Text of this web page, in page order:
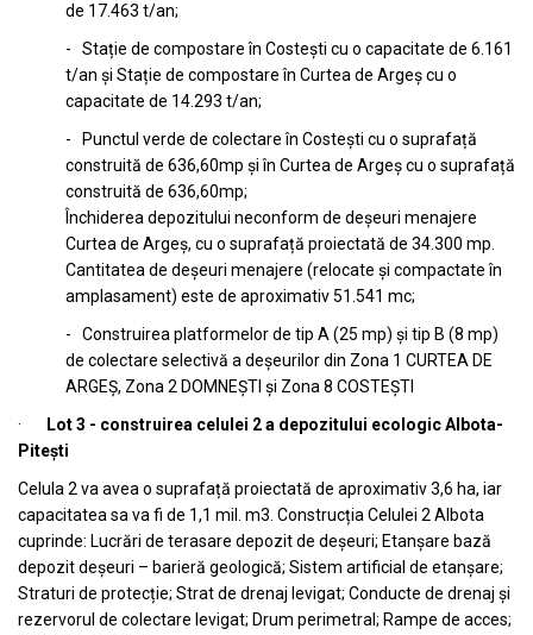
de 17.463 t/an;
- Stație de compostare în Costești cu o capacitate de 6.161
t/an și Stație de compostare în Curtea de Argeș cu o
capacitate de 14.293 t/an;
- Punctul verde de colectare în Costești cu o suprafață
construită de 636,60mp și în Curtea de Argeș cu o suprafață
construită de 636,60mp;
Închiderea depozitului neconform de deșeuri menajere
Curtea de Argeș, cu o suprafață proiectată de 34.300 mp.
Cantitatea de deșeuri menajere (relocate și compactate în
amplasament) este de aproximativ 51.541 mc;
- Construirea platformelor de tip A (25 mp) și tip B (8 mp)
de colectare selectivă a deșeurilor din Zona 1 CURTEA DE
ARGEȘ, Zona 2 DOMNEȘTI și Zona 8 COSTEȘTI
·
Lot 3 - construirea celulei 2 a depozitului ecologic Albota-
Pitești
Celula 2 va avea o suprafață proiectată de aproximativ 3,6 ha, iar
capacitatea sa va fi de 1,1 mil. m3. Construcția Celulei 2 Albota
cuprinde: Lucrări de terasare depozit de deșeuri; Etanșare bază
depozit deșeuri – barieră geologică; Sistem artificial de etanșare;
Straturi de protecție; Strat de drenaj levigat; Conducte de drenaj și
rezervorul de colectare levigat; Drum perimetral; Rampe de acces;